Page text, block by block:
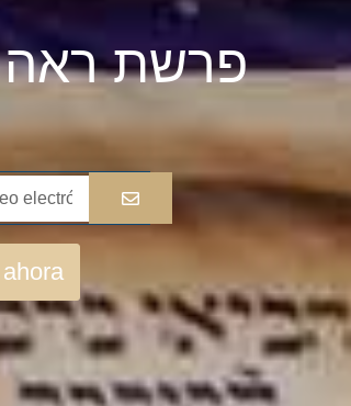
Parshat Re´eh | פרשת ראה